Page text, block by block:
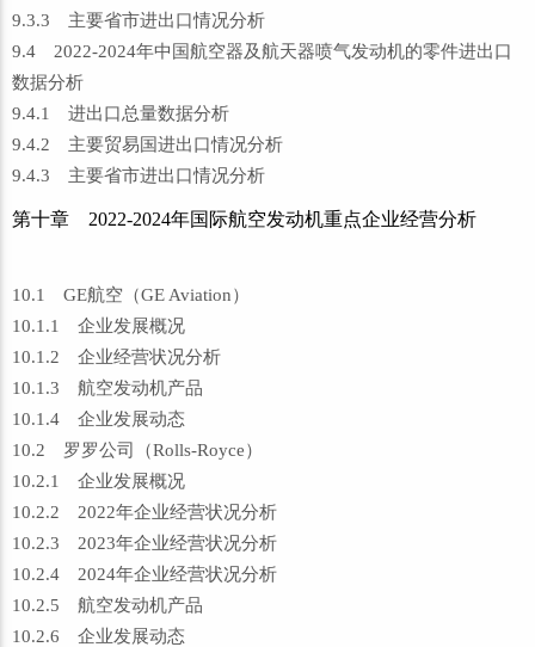
9.3.3 主要省市进出口情况分析
9.4 2022-2024年中国航空器及航天器喷气发动机的零件进出口
数据分析
9.4.1 进出口总量数据分析
9.4.2 主要贸易国进出口情况分析
9.4.3 主要省市进出口情况分析
第十章 2022-2024年国际航空发动机重点企业经营分析
10.1 GE航空（GE Aviation）
10.1.1 企业发展概况
10.1.2 企业经营状况分析
10.1.3 航空发动机产品
10.1.4 企业发展动态
10.2 罗罗公司（Rolls-Royce）
10.2.1 企业发展概况
10.2.2 2022年企业经营状况分析
10.2.3 2023年企业经营状况分析
10.2.4 2024年企业经营状况分析
10.2.5 航空发动机产品
10.2.6 企业发展动态